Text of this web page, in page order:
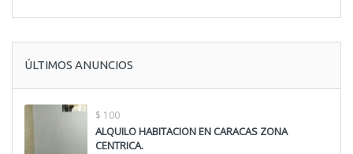
ÚLTIMOS ANUNCIOS
$ 100
ALQUILO HABITACION EN CARACAS ZONA
CENTRICA.